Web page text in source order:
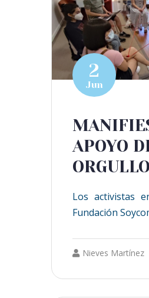
2
Jun
APOYO
Los activistas
Fundación
Nieves Martínez